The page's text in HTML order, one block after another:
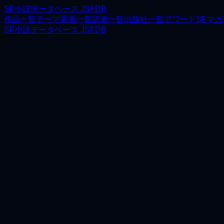
SF小説データベース JSFDB
作品一覧テーマ著者一覧訳者一覧出版社一覧アワードSFマガ
SF小説データベース JSFDB